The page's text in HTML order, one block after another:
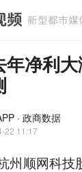
年净利
· 政商数据
22 11:17
州顺网科技